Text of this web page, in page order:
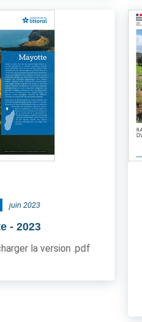
juin 2023
- 2023
la version .pdf